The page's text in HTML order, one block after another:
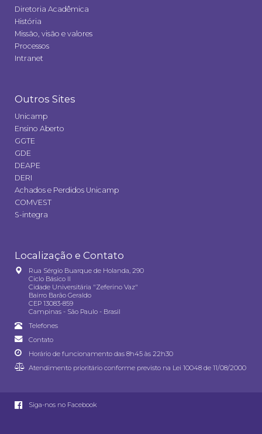
Diretoria Acadêmica
História
Missão, visão e valores
Processos
Intranet
Outros Sites
Unicamp
Ensino Aberto
GGTE
GDE
DEAPE
DERI
Achados e Perdidos Unicamp
COMVEST
S-integra
Localização e Contato
Rua Sérgio Buarque de Holanda, 290
Ciclo Básico II
Cidade Universitária "Zeferino Vaz"
Bairro Barão Geraldo
CEP 13083-859
Campinas - São Paulo - Brasil
Telefones
Contato
Horário de funcionamento das 8h45 às 22h30
Atendimento prioritário conforme previsto na Lei 10048 de 11/08/2000
Siga-nos no Facebook